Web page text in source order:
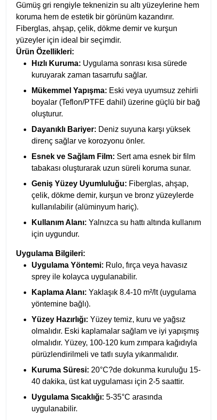
Gümüş gri rengiyle teknenizin su altı yüzeylerine hem
koruma hem de estetik bir görünüm kazandırır.
Fiberglas, ahşap, çelik, dökme demir ve kurşun
yüzeyler için ideal bir seçimdir.
Ürün Özellikleri:
Hızlı Kuruma: Uygulama sonrası kısa sürede
kuruyarak zaman tasarrufu sağlar.
Mükemmel Yapışma: Eski veya uyumsuz zehirli
boyalar (Teflon/PTFE dahil) üzerine güçlü bir bağ
oluşturur.
Dayanıklı Bariyer: Deniz suyuna karşı yüksek
direnç sağlar ve korozyonu önler.
Esnek ve Sağlam Film: Sert ama esnek bir film
tabakası oluşturarak uzun süreli koruma sunar.
Geniş Yüzey Uyumluluğu: Fiberglas, ahşap,
çelik, dökme demir, kurşun ve bronz yüzeylerde
kullanılabilir (alüminyum hariç).
Kullanım Alanı: Yalnızca su hattı altında kullanım
için uygundur.
Uygulama Bilgileri:
Uygulama Yöntemi: Rulo, fırça veya havasız
sprey ile kolayca uygulanabilir.
Kaplama Alanı: Yaklaşık 8.4-10 m²/lt (uygulama
yöntemine bağlı).
Yüzey Hazırlığı: Yüzey temiz, kuru ve yağsız
olmalıdır. Eski kaplamalar sağlam ve iyi yapışmış
olmalıdır. Yüzey, 100-120 kum zımpara kağıdıyla
pürüzlendirilmeli ve tatlı suyla yıkanmalıdır.
Kuruma Süresi: 20°C?de dokunma kuruluğu 15-
40 dakika, üst kat uygulaması için 2-5 saattir.
Uygulama Sıcaklığı: 5-35°C arasında
uygulanabilir.